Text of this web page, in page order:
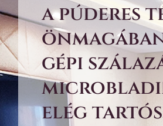
a púderes
gépi
elég